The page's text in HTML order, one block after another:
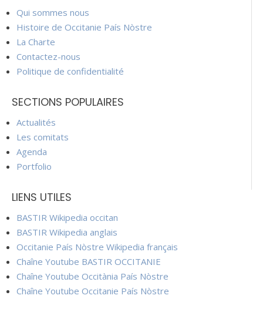
Qui sommes nous
Histoire de Occitanie País Nòstre
La Charte
Contactez-nous
Politique de confidentialité
SECTIONS POPULAIRES
Actualités
Les comitats
Agenda
Portfolio
LIENS UTILES
BASTIR Wikipedia occitan
BASTIR Wikipedia anglais
Occitanie País Nòstre Wikipedia français
Chaîne Youtube BASTIR OCCITANIE
Chaîne Youtube Occitània País Nòstre
Chaîne Youtube Occitanie País Nòstre